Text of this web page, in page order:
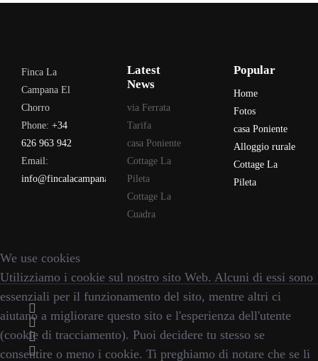
Finca La
Campana El
Chorro
Phone: +34
626 963 942
Email:
info@fincalacampana.com
Latest
News
via Ferrata
Tarifa
casa Poniente
Cottage La
Pileta
Cottage La
Cuadra
Popular
Home
Fotos
casa Poniente
Alloggio rurale
Cottage La
Pileta
We use cookies
Utilizziamo i cookie sul nostro sito Web. Alcuni di essi sono
essenziali per il funzionamento del sito, mentre altri ci
aiutano a migliorare questo sito e l'esperienza dell'utente
(cookie di tracciamento). Puoi decidere tu stesso se
consentire o meno i cookie. Ti preghiamo di notare che se li